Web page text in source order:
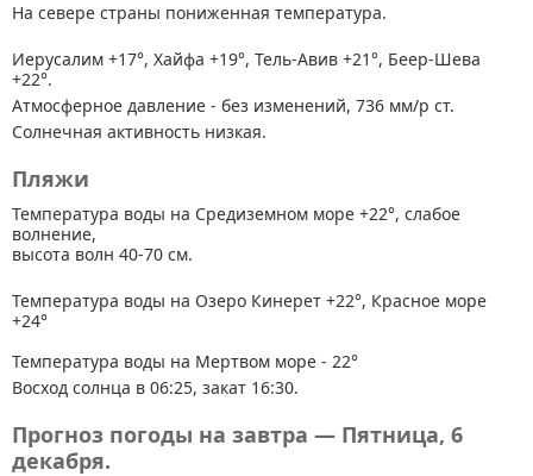
На севере страны пониженная температура.
Иерусалим +17°, Хайфа +19°, Тель-Авив +21°, Беер-Шева
+22°.
Атмосферное давление - без изменений, 736 мм/р ст.
Солнечная активность низкая.
Пляжи
Температура воды на Средиземном море +22°, слабое
волнение,
высота волн 40-70 см.
Температура воды на Озеро Кинерет +22°, Красное море
+24°
Температура воды на Мертвом море - 22°
Восход солнца в 06:25, закат 16:30.
Прогноз погоды на завтра — Пятница, 6
декабря.